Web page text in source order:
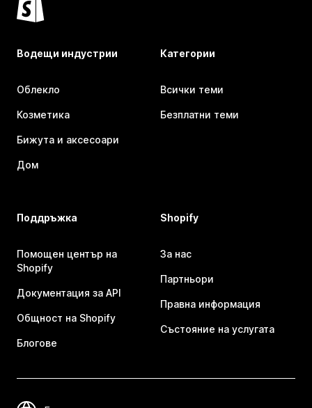
Водещи индустрии
Облекло
Козметика
Бижута и аксесоари
Дом
Категории
Всички теми
Безплатни теми
Поддръжка
Помощен център на
Shopify
Документация за API
Общност на Shopify
Блогове
Shopify
За нас
Партньори
Правна информация
Състояние на услугата